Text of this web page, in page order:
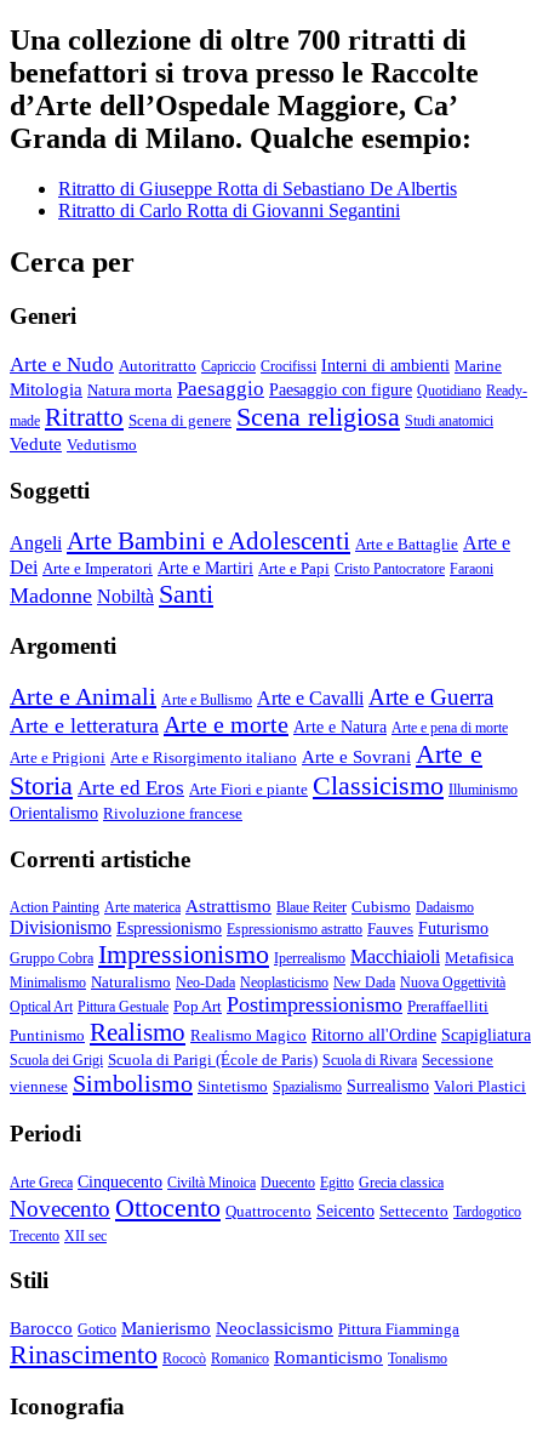
Una collezione di oltre 700 ritratti di
benefattori si trova presso le Raccolte
d’Arte dell’Ospedale Maggiore, Ca’
Granda di Milano. Qualche esempio:
Ritratto di Giuseppe Rotta di Sebastiano De Albertis
Ritratto di Carlo Rotta di Giovanni Segantini
Cerca per
Generi
Arte e Nudo Autoritratto Capriccio Crocifissi Interni di ambienti Marine
Mitologia Natura morta Paesaggio Paesaggio con figure Quotidiano Ready-
made Ritratto Scena di genere Scena religiosa Studi anatomici
Vedute Vedutismo
Soggetti
Angeli Arte Bambini e Adolescenti Arte e Battaglie Arte e
Dei Arte e Imperatori Arte e Martiri Arte e Papi Cristo Pantocratore Faraoni
Madonne Nobiltà Santi
Argomenti
Arte e Animali Arte e Bullismo Arte e Cavalli Arte e Guerra
Arte e letteratura Arte e morte Arte e Natura Arte e pena di morte
Arte e Prigioni Arte e Risorgimento italiano Arte e Sovrani Arte e
Storia Arte ed Eros Arte Fiori e piante Classicismo Illuminismo
Orientalismo Rivoluzione francese
Correnti artistiche
Action Painting Arte materica Astrattismo Blaue Reiter Cubismo Dadaismo
Divisionismo Espressionismo Espressionismo astratto Fauves Futurismo
Gruppo Cobra Impressionismo Iperrealismo Macchiaioli Metafisica
Minimalismo Naturalismo Neo-Dada Neoplasticismo New Dada Nuova Oggettività
Optical Art Pittura Gestuale Pop Art Postimpressionismo Preraffaelliti
Puntinismo Realismo Realismo Magico Ritorno all'Ordine Scapigliatura
Scuola dei Grigi Scuola di Parigi (École de Paris) Scuola di Rivara Secessione
viennese Simbolismo Sintetismo Spazialismo Surrealismo Valori Plastici
Periodi
Arte Greca Cinquecento Civiltà Minoica Duecento Egitto Grecia classica
Novecento Ottocento Quattrocento Seicento Settecento Tardogotico
Trecento XII sec
Stili
Barocco Gotico Manierismo Neoclassicismo Pittura Fiamminga
Rinascimento Rococò Romanico Romanticismo Tonalismo
Iconografia